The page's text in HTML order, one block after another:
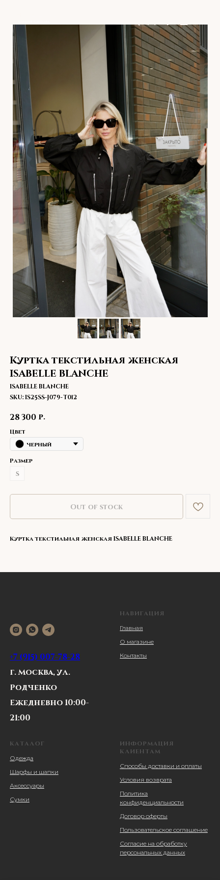
Куртка текстильная женская
ISABELLE BLANCHE
ISABELLE BLANCHE
SKU: IS25SS-J079-T012
28 300 р.
Цвет
черный
Размер
S
Out of stock
Куртка текстильная женская ISABELLE BLANCHE
+7 (915) 007-78-28
г. Москва, ул.
Родченко
Ежедневно 10:00-
21:00
НАВИГАЦИЯ
Главная
О магазине
Контакты
КАТАЛОГ
Одежда
Шарфы и шапки
Аксессуары
Сумки
ИНФОРМАЦИЯ
КЛИЕНТАМ
Способы доставки и оплаты
Условия возврата
Политика
конфиденциальности
Договор оферты
Пользовательское соглашение
Согласие на обработку
персональных данных